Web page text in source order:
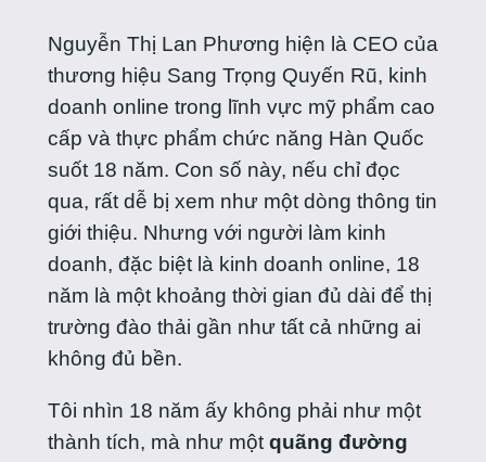
Nguyễn Thị Lan Phương hiện là CEO của
thương hiệu Sang Trọng Quyến Rũ, kinh
doanh online trong lĩnh vực mỹ phẩm cao
cấp và thực phẩm chức năng Hàn Quốc
suốt 18 năm. Con số này, nếu chỉ đọc
qua, rất dễ bị xem như một dòng thông tin
giới thiệu. Nhưng với người làm kinh
doanh, đặc biệt là kinh doanh online, 18
năm là một khoảng thời gian đủ dài để thị
trường đào thải gần như tất cả những ai
không đủ bền.
Tôi nhìn 18 năm ấy không phải như một
thành tích, mà như một quãng đường